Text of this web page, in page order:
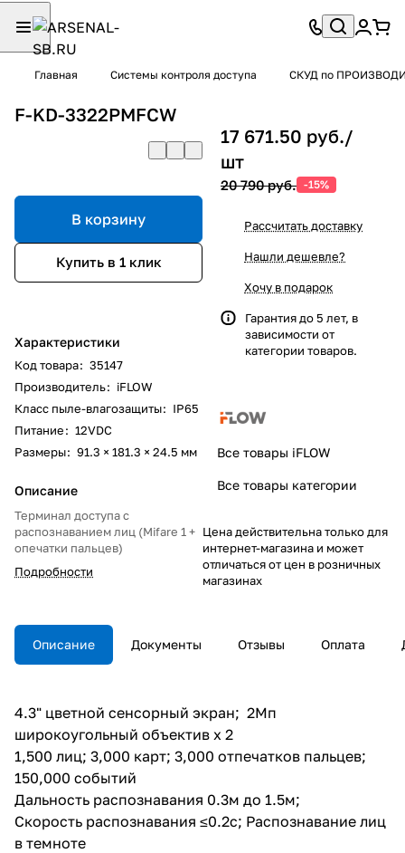
Главная Системы контроля доступа СКУД по
F-KD-3322PMFCW
В корзину
Купить в 1 клик
Характеристики
Код товара: 35147
Производитель: iFLOW
Класс пыле-влагозащиты: IP65
Питание: 12VDC
Размеры: 91.3 × 181.3 × 24.5 мм
Описание
Терминал доступа с
распознаванием лиц (Mifare 1 +
опечатки пальцев)
Подробности
17 671.50 руб./
шт
20 790 руб. -15%
Рассчитать доставку
Нашли дешевле?
Хочу в подарок
Гарантия до 5 лет, в
зависимости от
категории товаров.
Все товары iFLOW
Все товары категории
Цена действительна только для
интернет-магазина и может
отличаться от цен в розничных
магазинах
Описание Документы Отзывы Оплата
4.3" цветной сенсорный экран; 2Мп
широкоугольный объектив x 2
1,500 лиц; 3,000 карт; 3,000 отпечатков пальцев;
150,000 событий
Дальность распознавания 0.3м до 1.5м;
Скорость распознавания ≤0.2с; Распознавание лиц
в темноте